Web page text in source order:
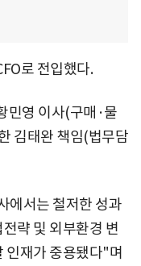
로 전입했다.
민영 이사(구매·물
김태완 책임(법무담
에서는 철저한 성과
략 및 외부환경 변
인재가 중용됐다"며